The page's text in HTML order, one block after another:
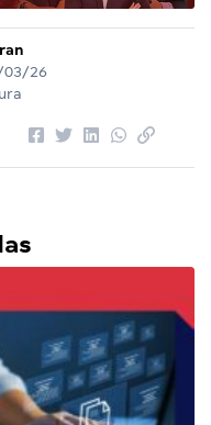
03/26